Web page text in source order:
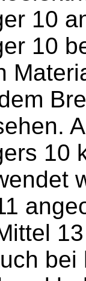
10
10
10